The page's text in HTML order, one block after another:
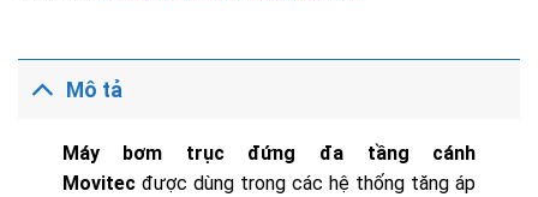
Mô tả
Máy bơm trục đứng đa tầng cánh
Movitec được dùng trong các hệ thống tăng áp